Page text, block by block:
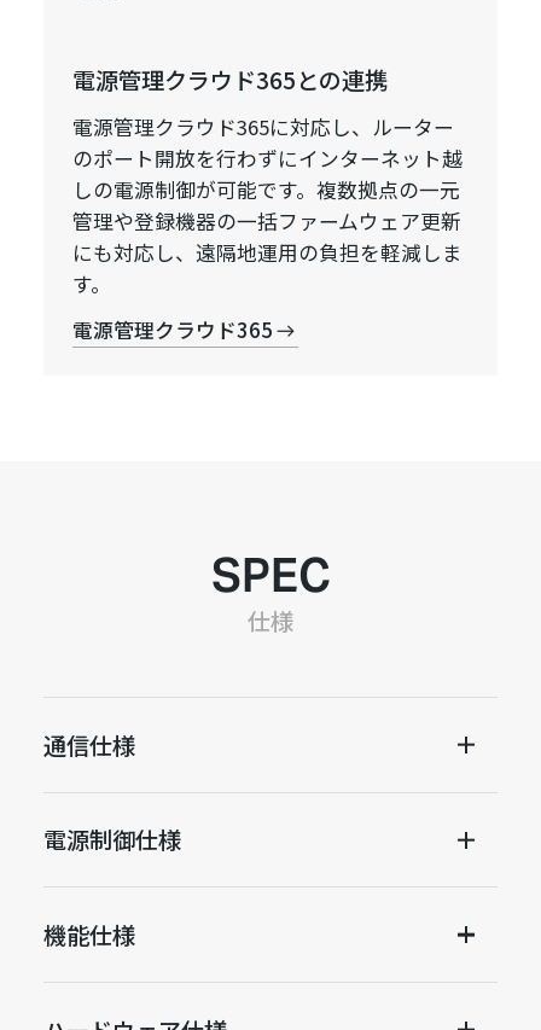
電源管理クラウド365との連携
電源管理クラウド365に対応し、ルーター
のポート開放を行わずにインターネット越
しの電源制御が可能です。複数拠点の一元
管理や登録機器の一括ファームウェア更新
にも対応し、遠隔地運用の負担を軽減しま
す。
電源管理クラウド365
SPEC
仕様
通信仕様
電源制御仕様
機能仕様